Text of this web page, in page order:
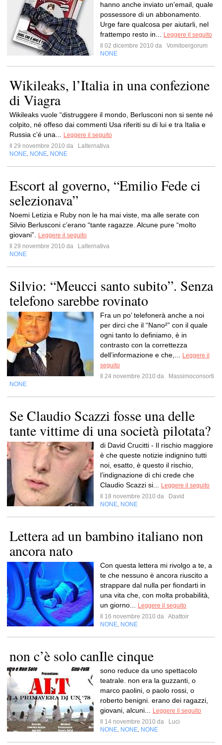
hanno anche inviato un'email, quale
possessore di un abbonamento.
Urge fare qualcosa per aiutarli, nel
frattempo resto in...
Leggere il seguito
Il 02 dicembre 2010 da
Vomitoergorum
NONE
Wikileaks, l’Italia in una confezione
di Viagra
Wikileaks vuole “distruggere il mondo, Berlusconi non si sente né
colpito, né offeso dai commenti Usa riferiti su di lui e tra Italia e
Russia c’é una...
Leggere il seguito
Il 29 novembre 2010 da
Lalternativa
NONE NONE NONE
Escort al governo, “Emilio Fede ci
selezionava”
Noemi Letizia e Ruby non le ha mai viste, ma alle serate con
Silvio Berlusconi c’erano “tante ragazze. Alcune pure “molto
giovani”.
Leggere il seguito
Il 29 novembre 2010 da
Lalternativa
NONE
Silvio: “Meucci santo subito”. Senza
telefono sarebbe rovinato
Fra un po’ telefonerà anche a noi
per dirci che il “Nano²” con il quale
ogni tanto lo definiamo, è in
contrasto con la correttezza
dell’informazione e che,...
Leggere il
seguito
Il 24 novembre 2010 da
Massimoconsorti
NONE
Se Claudio Scazzi fosse una delle
tante vittime di una società pilotata?
di David Crucitti - Il rischio maggiore
è che queste notizie indignino tutti
noi, esatto, è questo il rischio,
l’indignazione di chi crede che
Claudio Scazzi si...
Leggere il seguito
Il 18 novembre 2010 da
David
NONE NONE
Lettera ad un bambino italiano non
ancora nato
Con questa lettera mi rivolgo a te, a
te che nessuno è ancora riuscito a
strappare dal nulla per fiondarti in
una vita che, con molta probabilità,
un giorno...
Leggere il seguito
Il 16 novembre 2010 da Abattoir
NONE NONE
non c’è solo canIle cinque
sono reduce da uno spettacolo
teatrale. non era la guzzanti, o
marco paolini, o paolo rossi, o
roberto benigni. erano dei ragazzi,
giovani, alcuni...
Leggere il seguito
Il 14 novembre 2010 da
Luci
NONE NONE NONE